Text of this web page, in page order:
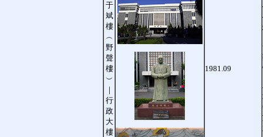
于
斌
樓
︵
野
聲
樓
︶
｜
行
政
大
樓
1981.09